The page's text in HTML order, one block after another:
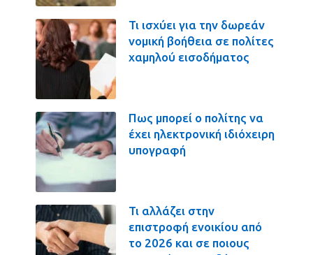
Τι ισχύει για την δωρεάν
νομική βοήθεια σε πολίτες
χαμηλού εισοδήματος
Πως μπορεί ο πολίτης να
έχει ηλεκτρονική ιδιόχειρη
υπογραφή
Τι αλλάζει στην
επιστροφή ενοικίου από
το 2026 και σε ποιους